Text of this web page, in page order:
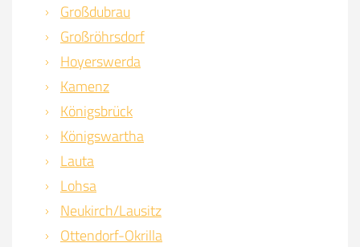
Großdubrau
Großröhrsdorf
Hoyerswerda
Kamenz
Königsbrück
Königswartha
Lauta
Lohsa
Neukirch/Lausitz
Ottendorf-Okrilla